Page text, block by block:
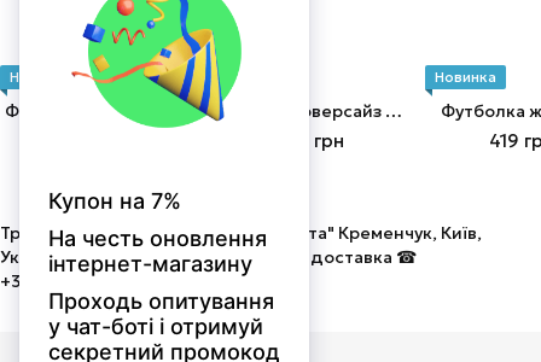
Новинка
Футболка оверсайз S
Новинка
Футболка оверсайз S фіолетова
399 грн
Новинка
Футболка
419
Трикотаж від виробника ТОВ "Мальта" Кременчук, Київ,
Україна. Оптом і в роздріб! Швидка доставка ☎
+380675058586